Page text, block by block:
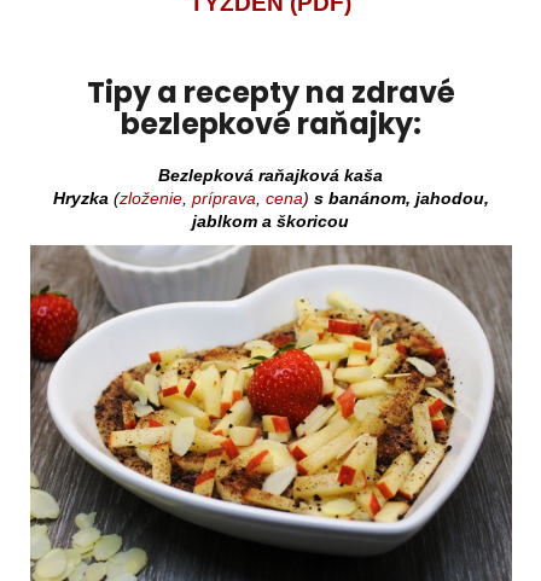
Tipy a recepty na zdravé
bezlepkové raňajky:
Bezlepková raňajková kaša
Hryzka (zloženie, príprava cena) s banánom, jahodou,
jablkom a škoricou